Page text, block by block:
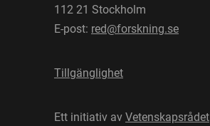
112 21 Stockholm
E-post: red@forskning.se
Tillgänglighet
Ett initiativ av Vetenskapsrådet